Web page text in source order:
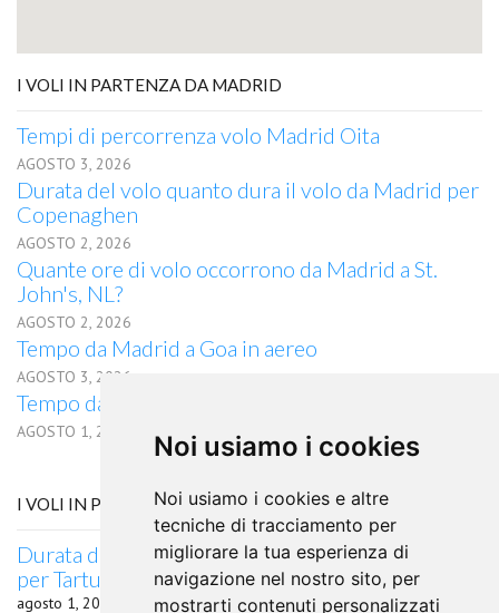
Noi usiamo i cookies
Noi usiamo i cookies e altre
tecniche di tracciamento per
migliorare la tua esperienza di
navigazione nel nostro sito, per
mostrarti contenuti personalizzati
I VOLI IN PARTENZA DA MADRID
Tempi di percorrenza volo Madrid Oita
AGOSTO 3, 2026
Durata del volo quanto dura il volo da Madrid per
Copenaghen
AGOSTO 2, 2026
Quante ore di volo occorrono da Madrid a St.
John's, NL?
AGOSTO 2, 2026
Tempo da Madrid a Goa in aereo
AGOSTO 3, 2026
Tempo da Madrid a Londrina in aereo
AGOSTO 1, 2026
I VOLI IN PARTENZA DA MANAGUA
Durata del volo quanto dura il volo da Managua
per Tartu
agosto 1, 2026